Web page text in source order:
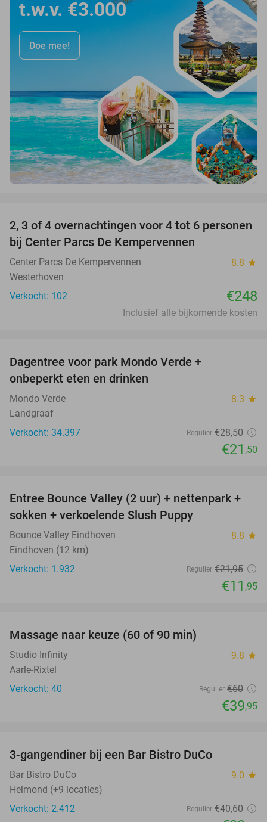
t.w.v. €3.000
Doe mee!
2, 3 of 4 overnachtingen voor 4 tot 6 personen
bij Center Parcs De Kempervennen
Center Parcs De Kempervennen 8.8 star
Westerhoven
Verkocht: 102
€248
Inclusief alle bijkomende kosten
Dagentree voor park Mondo Verde +
onbeperkt eten en drinken
Mondo Verde 8.3 star
Landgraaf
Verkocht: 34.397
Regulier €28,50
€21 ,50
46%
Entree Bounce Valley (2 uur) + nettenpark +
sokken + verkoelende Slush Puppy
Bounce Valley Eindhoven 8.8 star
Eindhoven (12 km)
Verkocht: 1.932
Regulier €21,95
€11 ,95
Massage naar keuze (60 of 90 min)
Studio Infinity 9.8 star
Aarle-Rixtel
Verkocht: 40
Regulier €60
€39,95
3-gangendiner bij een Bar Bistro DuCo
Bar Bistro DuCo 9.0 star
Helmond (+9 locaties)
Verkocht: 2.412
Regulier €40,60